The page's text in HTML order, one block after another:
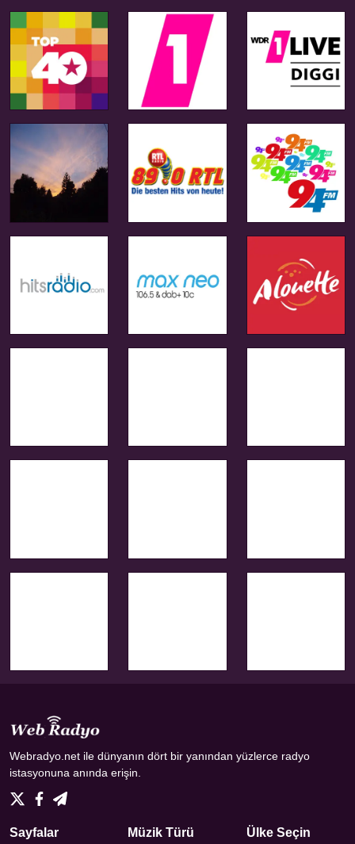
Webradyo.net ile dünyanın dört bir yanından yüzlerce radyo
istasyonuna anında erişin.
Sayfalar Müzik Türü Ülke Seçin